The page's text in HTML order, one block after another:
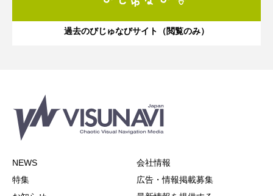
過去のびじゅなびサイト（閲覧のみ）
NEWS
特集
会社情報
広告・情報掲載募集